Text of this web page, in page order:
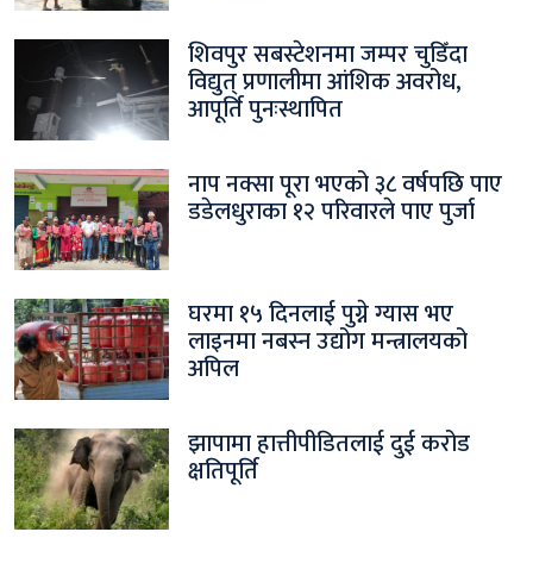
शिवपुर सबस्टेशनमा जम्पर चुडिँदा
विद्युत् प्रणालीमा आंशिक अवरोध,
आपूर्ति पुनःस्थापित
नाप नक्सा पूरा भएको ३८ वर्षपछि पाए
डडेलधुराका १२ परिवारले पाए पुर्जा
घरमा १५ दिनलाई पुग्ने ग्यास भए
लाइनमा नबस्न उद्योग मन्त्रालयको
अपिल
झापामा हात्तीपीडितलाई दुई करोड
क्षतिपूर्ति